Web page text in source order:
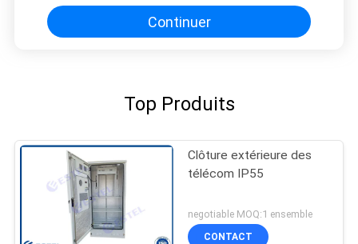
Continuer
Top Produits
Clôture extérieure des
télécom IP55
negotiable MOQ:1 ensemble
CONTACT